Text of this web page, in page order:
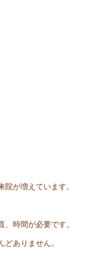
が増えています。
時間が必要です。
ありません。